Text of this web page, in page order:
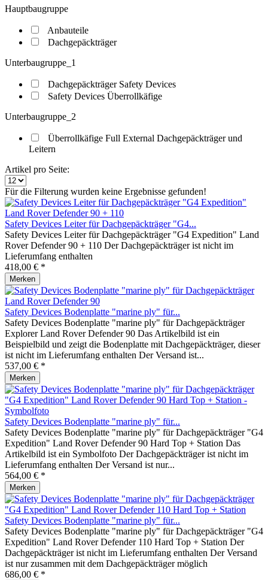
Hauptbaugruppe
Anbauteile
Dachgepäckträger
Unterbaugruppe_1
Dachgepäckträger Safety Devices
Safety Devices Überrollkäfige
Unterbaugruppe_2
Überrollkäfige Full External Dachgepäckträger und
Leitern
Artikel pro Seite:
Für die Filterung wurden keine Ergebnisse gefunden!
Safety Devices Leiter für Dachgepäckträger "G4...
Safety Devices Leiter für Dachgepäckträger "G4 Expedition" Land
Rover Defender 90 + 110 Der Dachgepäckträger ist nicht im
Lieferumfang enthalten
418,00 € *
Merken
Safety Devices Bodenplatte "marine ply" für...
Safety Devices Bodenplatte "marine ply" für Dachgepäckträger
Explorer Land Rover Defender 90 Das Artikelbild ist ein
Beispielbild und zeigt die Bodenplatte mit Dachgepäckträger, dieser
ist nicht im Lieferumfang enthalten Der Versand ist...
537,00 € *
Merken
Safety Devices Bodenplatte "marine ply" für...
Safety Devices Bodenplatte "marine ply" für Dachgepäckträger "G4
Expedition" Land Rover Defender 90 Hard Top + Station Das
Artikelbild ist ein Symbolfoto Der Dachgepäckträger ist nicht im
Lieferumfang enthalten Der Versand ist nur...
564,00 € *
Merken
Safety Devices Bodenplatte "marine ply" für...
Safety Devices Bodenplatte "marine ply" für Dachgepäckträger "G4
Expedition" Land Rover Defender 110 Hard Top + Station Der
Dachgepäckträger ist nicht im Lieferumfang enthalten Der Versand
ist nur zusammen mit dem Dachgepäckträger möglich
686,00 € *